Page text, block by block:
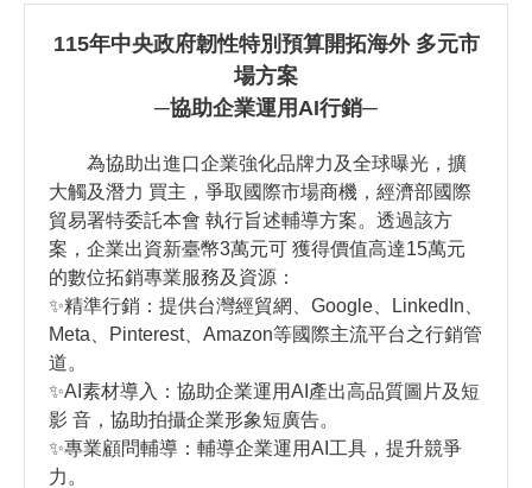
115年中央政府韌性特別預算開拓海外 多元市
場方案
─協助企業運用AI行銷─
為協助出進口企業強化品牌力及全球曝光，擴
大觸及潛力 買主，爭取國際市場商機，經濟部國際
貿易署特委託本會 執行旨述輔導方案。透過該方
案，企業出資新臺幣3萬元可 獲得價值高達15萬元
的數位拓銷專業服務及資源：
✨精準行銷：提供台灣經貿網、Google、LinkedIn、
Meta、Pinterest、Amazon等國際主流平台之行銷管
道。
✨AI素材導入：協助企業運用AI產出高品質圖片及短
影 音，協助拍攝企業形象短廣告。
✨專業顧問輔導：輔導企業運用AI工具，提升競爭
力。